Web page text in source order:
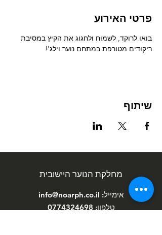
פרטי האירוע
בואו לרוקד, לשמוח ולחגוג את הקיץ במסיבת
ריקודים מטורפת במתחם נוער וילג'!
שיתוף
מחלקת הנוער היישובית
אימייל: info@noarph.co.il
טלפון: 0774324698